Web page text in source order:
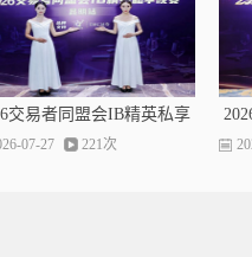
交易者同盟会IB精英私享
宴（昆明站）圆满落幕
07-27 221次